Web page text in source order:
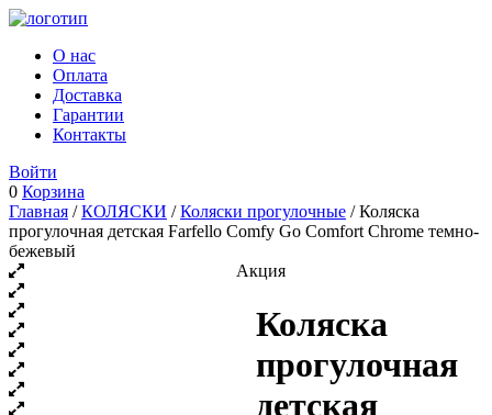
О нас
Оплата
Доставка
Гарантии
Контакты
Войти
0 Корзина
Главная /КОЛЯСКИ /Коляски прогулочные / Коляска
прогулочная детская Farfello Comfy Go Comfort Chrome темно-
бежевый
Акция
Коляска
прогулочная
детская